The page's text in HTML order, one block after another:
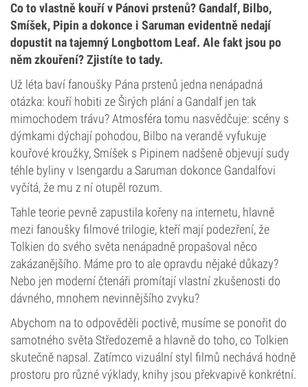
Co to vlastně kouří v Pánovi prstenů? Gandalf, Bilbo,
Smíšek, Pipin a dokonce i Saruman evidentně nedají
dopustit na tajemný Longbottom Leaf. Ale fakt jsou po
něm zkouření? Zjistíte to tady.
Už léta baví fanoušky Pána prstenů jedna nenápadná
otázka: kouří hobiti ze Širých plání a Gandalf jen tak
mimochodem trávu? Atmosféra tomu nasvědčuje: scény s
dýmkami dýchají pohodou, Bilbo na verandě vyfukuje
kouřové kroužky, Smíšek s Pipinem nadšeně objevují sudy
téhle byliny v Isengardu a Saruman dokonce Gandalfovi
vyčítá, že mu z ní otupěl rozum.
Tahle teorie pevně zapustila kořeny na internetu, hlavně
mezi fanoušky filmové trilogie, kteří mají podezření, že
Tolkien do svého světa nenápadně propašoval něco
zakázanějšího. Máme pro to ale opravdu nějaké důkazy?
Nebo jen moderní čtenáři promítají vlastní zkušenosti do
dávného, mnohem nevinnějšího zvyku?
Abychom na to odpověděli poctivě, musíme se ponořit do
samotného světa Středozemě a hlavně do toho, co Tolkien
skutečně napsal. Zatímco vizuální styl filmů nechává hodně
prostoru pro různé výklady, knihy jsou překvapivě konkrétní.